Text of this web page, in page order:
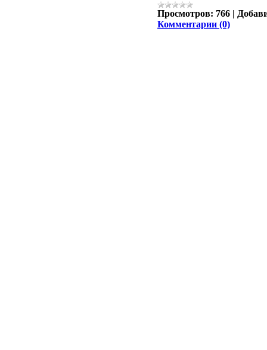
Просмотров: 766 |
Комментарии (0)